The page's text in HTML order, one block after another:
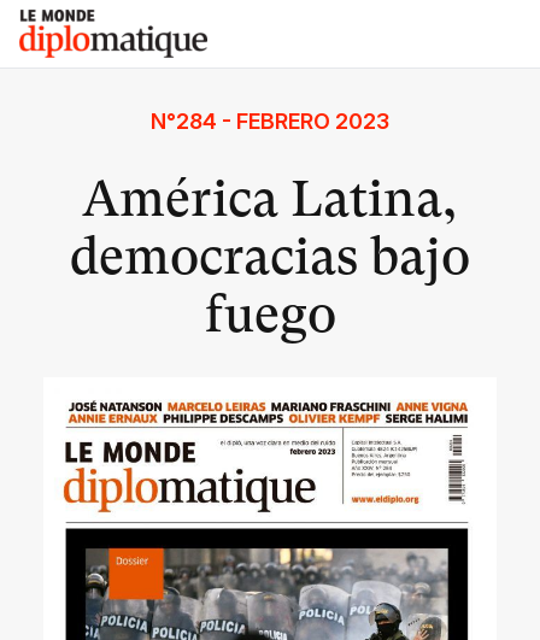
Skip
content
Le monde diplomatique
N°284 - FEBRERO 2023
América Latina,
democracias bajo
fuego